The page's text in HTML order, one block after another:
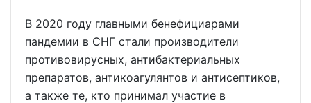
В 2020 году главными бенефициарами
пандемии в СНГ стали производители
противовирусных, антибактериальных
препаратов, антикоагулянтов и антисептиков,
а также те, кто принимал участие в